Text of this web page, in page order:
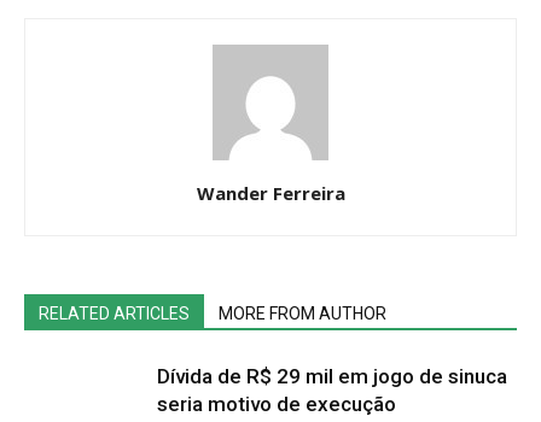
Wander Ferreira
RELATED ARTICLES MORE FROM AUTHOR
Dívida de R$ 29 mil em jogo de sinuca
seria motivo de execução